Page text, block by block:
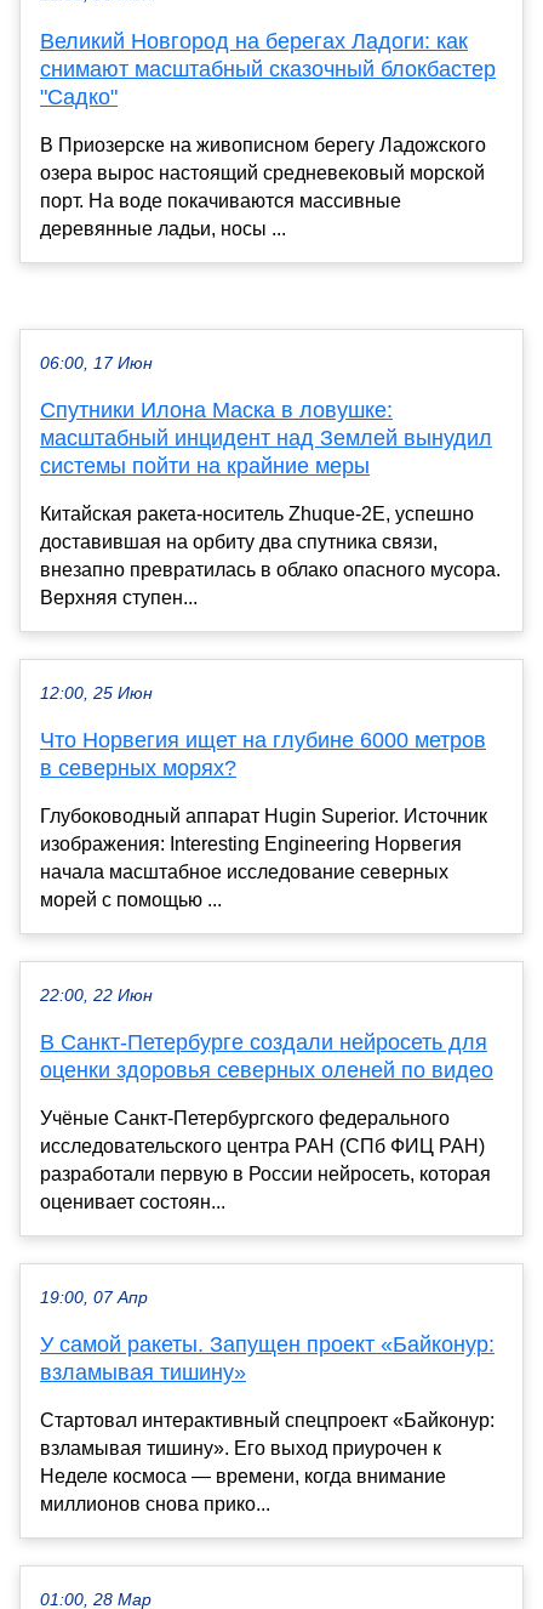
Великий Новгород на берегах Ладоги: как
снимают масштабный сказочный блокбастер
"Садко"
В Приозерске на живописном берегу Ладожского
озера вырос настоящий средневековый морской
порт. На воде покачиваются массивные
деревянные ладьи, носы ...
06:00, 17 Июн
Спутники Илона Маска в ловушке:
масштабный инцидент над Землей вынудил
системы пойти на крайние меры
Китайская ракета-носитель Zhuque-2E, успешно
доставившая на орбиту два спутника связи,
внезапно превратилась в облако опасного мусора.
Верхняя ступен...
12:00, 25 Июн
Что Норвегия ищет на глубине 6000 метров
в северных морях?
Глубоководный аппарат Hugin Superior. Источник
изображения: Interesting Engineering Норвегия
начала масштабное исследование северных
морей с помощью ...
22:00, 22 Июн
В Санкт-Петербурге создали нейросеть для
оценки здоровья северных оленей по видео
Учёные Санкт-Петербургского федерального
исследовательского центра РАН (СПб ФИЦ РАН)
разработали первую в России нейросеть, которая
оценивает состоян...
19:00, 07 Апр
У самой ракеты. Запущен проект «Байконур:
взламывая тишину»
Стартовал интерактивный спецпроект «Байконур:
взламывая тишину». Его выход приурочен к
Неделе космоса — времени, когда внимание
миллионов снова прико...
01:00, 28 Мар